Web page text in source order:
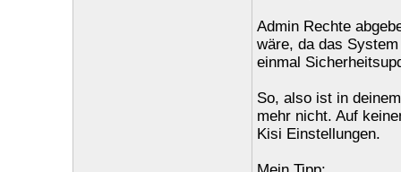
Admin Rechte
wäre, da das
einmal
So, also ist in
mehr nicht. Auf
Kisi Einstellungen.